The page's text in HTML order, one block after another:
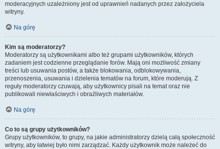
moderacyjnych uzależniony jest od uprawnień nadanych przez założyciela
witryny.
Na górę
Kim są moderatorzy?
Moderatorzy są użytkownikami albo też grupami użytkowników, których
zadaniem jest codzienne przeglądanie forów. Mają oni możliwość zmiany
treści lub usuwania postów, a także blokowania, odblokowywania,
przenoszenia, usuwania i dzielenia tematów na forum, które moderują. Z
reguły moderatorzy czuwają, aby użytkownicy pisali na temat oraz nie
publikowali niewłaściwych i obraźliwych materiałów.
Na górę
Co to są grupy użytkowników?
Grupy użytkowników, to grupy, na jakie administratorzy dzielą całą społeczność
witryny, aby łatwiej było nimi zarządzać. Każdy użytkownik może należeć do